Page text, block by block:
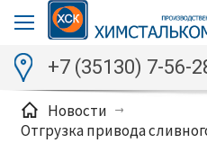
+7 (35130) 7-56-
Новости
Отгрузка привода